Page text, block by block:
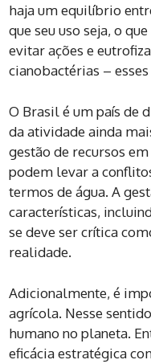
haja um equilíbrio
que seu uso seja, o
evitar ações e
cianobactérias –
O Brasil é um país de
da atividade ainda
gestão de recursos
podem levar a
termos de água. A
características,
se deve ser crítica
realidade.
Adicionalmente, é
agrícola. Nesse
humano no planeta.
eficácia estratégica